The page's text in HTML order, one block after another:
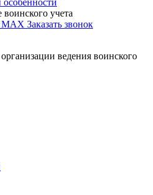
учета
MAX Заказать звонок
ведения воинского